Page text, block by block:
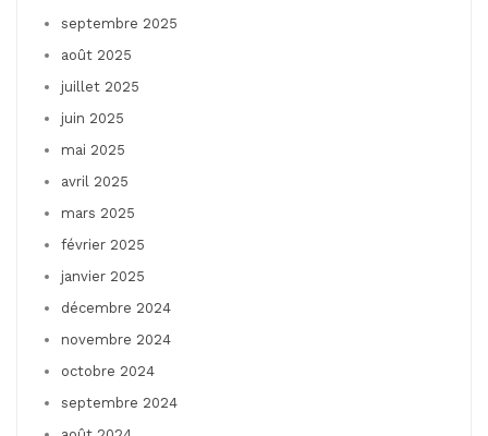
septembre 2025
août 2025
juillet 2025
juin 2025
mai 2025
avril 2025
mars 2025
février 2025
janvier 2025
décembre 2024
novembre 2024
octobre 2024
septembre 2024